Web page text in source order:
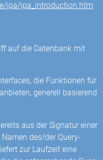
jpa/jpa_introduction.htm
auf die Datenbank mit
die Funktionen für
generell basierend
aus der Signatur einer
des/der Query-
zur Laufzeit eine